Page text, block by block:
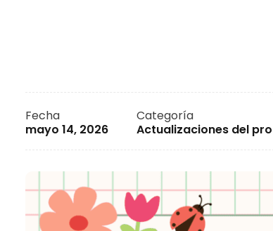
Fecha
mayo 14, 2026
Categoría
Actualizaciones del